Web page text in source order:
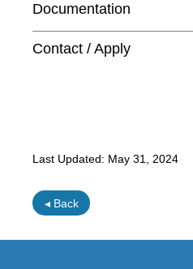
Documentation
Contact / Apply
Last Updated: May 31, 2024
◂ Back